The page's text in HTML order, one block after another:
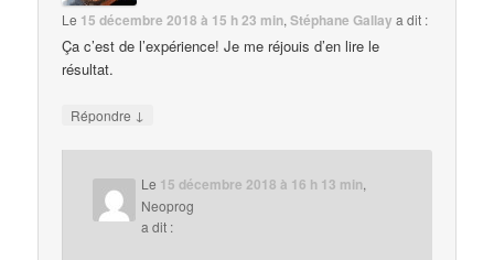
Le 15 décembre 2018 à 15 h 23 min,Stéphane Gallay a dit :
Ça c’est de l’expérience! Je me réjouis d’en lire le
résultat.
Répondre ↓
Le 15 décembre 2018 à 16 h 13 min,
Neoprog
a dit :